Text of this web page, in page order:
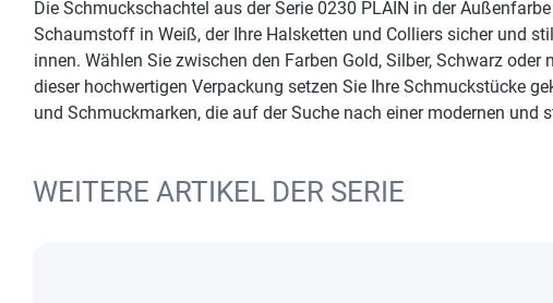
Die Schmuckschachtel aus der Serie 0230 PLAIN in der
Schaumstoff in Weiß, der Ihre Halsketten und Colliers sicher und
innen. Wählen Sie zwischen den Farben Gold, Silber, Schwarz
dieser hochwertigen Verpackung setzen Sie Ihre Schmuckstücke
und Schmuckmarken, die auf der Suche nach einer modernen
WEITERE ARTIKEL DER SERIE